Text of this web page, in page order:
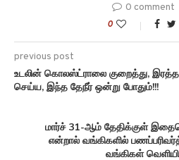
0 comment
0
previous post
உடலின் கொலஸ்ட்ராலை குறைத்து,
செய்ய, இந்த தேநீர் ஒன்று போதும்!!!
மார்ச் 31-ஆம் தேதிக்குள்
என்றால் வங்கிகளில்
வங்கிகள்